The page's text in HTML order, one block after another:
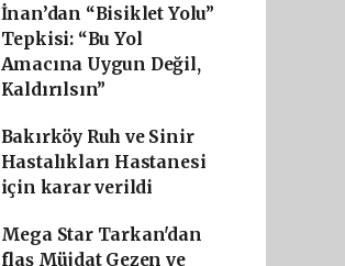
İnan’dan “Bisiklet Yolu”
Tepkisi: “Bu Yol
Amacına Uygun Değil,
Kaldırılsın”
Bakırköy Ruh ve Sinir
Hastalıkları Hastanesi
için karar verildi
Mega Star Tarkan'dan
flaş Müjdat Gezen ve